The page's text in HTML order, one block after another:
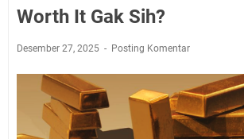
Worth It Gak Sih?
Desember 27, 2025 Posting Komentar